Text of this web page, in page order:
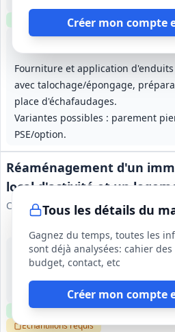
Créer mon compte
Fourniture et application
avec talochage/épongage,
place d'échafaudages.
Variantes possibles : parement
PSE/option.
Clause environnementale Clause
Tous les détails du
Gagnez du temps, toutes les
sont déjà analysées: cahier
budget, contact, etc
Créer mon compte
Réaménagement d'un
local d'activité et un
Commune de Sepmes
24 août 2026
Sepmes (37)
31 semaines (hors période de
Clause environnementale Clause
Échantillonsrequis